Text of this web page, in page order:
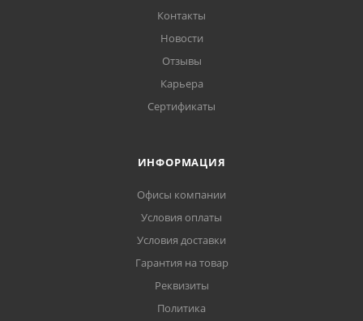
Контакты
Новости
Отзывы
Карьера
Сертификаты
ИНФОРМАЦИЯ
Офисы компании
Условия оплаты
Условия доставки
Гарантия на товар
Реквизиты
Политика